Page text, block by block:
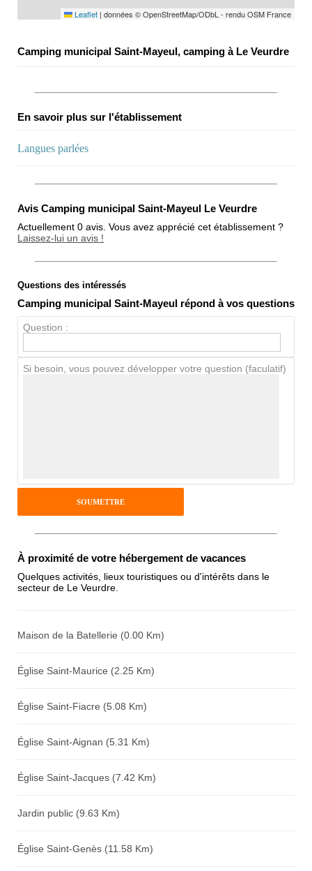
Leaflet | données © OpenStreetMap/ODbL - rendu OSM France
Camping municipal Saint-Mayeul, camping à Le Veurdre
En savoir plus sur l'établissement
Langues parlées
Avis Camping municipal Saint-Mayeul Le Veurdre
Actuellement 0 avis. Vous avez apprécié cet établissement ?
Laissez-lui un avis !
Note globale
Propreté
Antispam - Combien font 7x4 (en
chiffres) :
Questions des intéressés
Camping municipal Saint-Mayeul répond à vos questions
Question :
Si besoin, vous pouvez développer votre question (faculatif)
À proximité de votre hébergement de vacances
Quelques activités, lieux touristiques ou d'intérêts dans le
secteur de Le Veurdre.
Maison de la Batellerie (0.00 Km)
Église Saint-Maurice (2.25 Km)
Église Saint-Fiacre (5.08 Km)
Église Saint-Aignan (5.31 Km)
Église Saint-Jacques (7.42 Km)
Jardin public (9.63 Km)
Église Saint-Genès (11.58 Km)